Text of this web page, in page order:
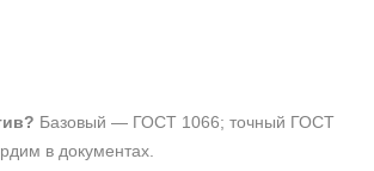
Базовый — ГОСТ 1066; точный ГОСТ
в документах.